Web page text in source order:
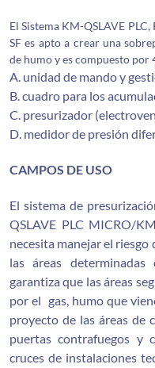
El Sistema KM-QSLAVE
SF es apto a crear una
de humo y es compuesto por
A. unidad de mando y
B. cuadro para los
C. presurizador
D. medidor de presión
CAMPOS DE USO
El sistema de
QSLAVE PLC MICRO/
necesita manejar el riesgo
las áreas
garantiza que las áreas
por el gas, humo que
proyecto de las áreas de
puertas contrafuegos y
cruces de instalaciones